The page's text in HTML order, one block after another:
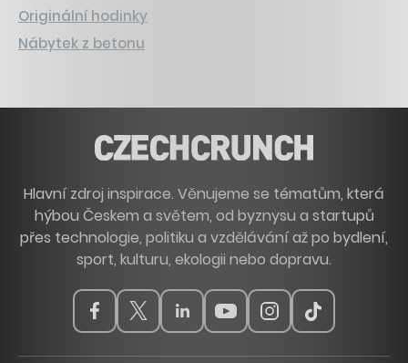
Originální hodinky
Nábytek z betonu
Hlavní zdroj inspirace. Věnujeme se tématům, která
hýbou Českem a světem, od byznysu a startupů
přes technologie, politiku a vzdělávání až po bydlení,
sport, kulturu, ekologii nebo dopravu.